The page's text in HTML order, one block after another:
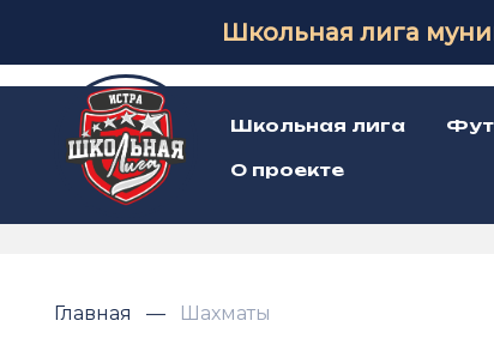
Школьная лига
Школьная лига
О проекте
Главная Шахматы